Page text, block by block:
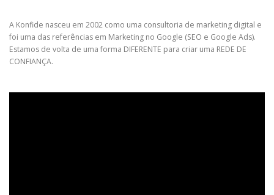
A Konfide nasceu em 2002 como uma consultoria de marketing digital e
foi uma das referências em Marketing no Google (SEO e Google Ads).
Estamos de volta de uma forma DIFERENTE para criar uma REDE DE
CONFIANÇA.